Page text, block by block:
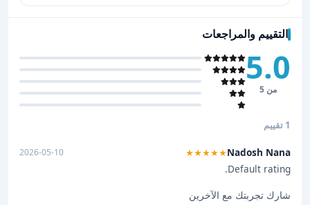
التقييم والمراجعات
5.0
من 5
1 تقييم
Nadosh Nana
★★★★★
2026-05-10
Default rating.
شارك تجربتك مع الآخرين